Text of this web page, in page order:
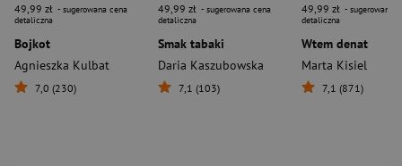
49,99 zł - sugerowana cena
detaliczna
Bojkot
Agnieszka Kulbat
7,0 (230)
49,99 zł - sugerowana cena
detaliczna
Smak tabaki
Daria Kaszubowska
7,1 (103)
49,99 zł - sugerowana
detaliczna
Wtem denat
Marta Kisiel
7,1 (871)